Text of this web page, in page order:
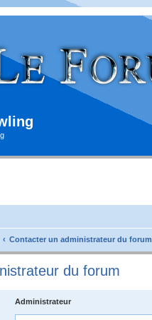
Contacter un administrateur du forum
du forum
Administrateur